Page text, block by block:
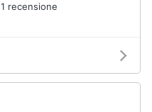
1 recensione